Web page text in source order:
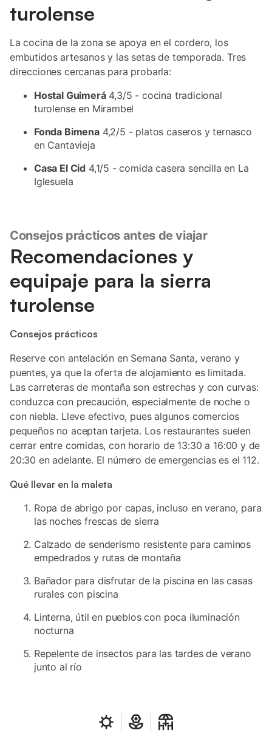
turolense
La cocina de la zona se apoya en el cordero, los
embutidos artesanos y las setas de temporada. Tres
direcciones cercanas para probarla:
Hostal Guimerá4,3/5 - cocina tradicional
turolense en Mirambel
Fonda Bimena4,2/5 - platos caseros y ternasco
en Cantavieja
Casa El Cid 4,1/5 - comida casera sencilla en La
Iglesuela
Consejos prácticos antes de viajar
Recomendaciones y
equipaje para la sierra
turolense
Consejos prácticos
Reserve con antelación en Semana Santa, verano y
puentes, ya que la oferta de alojamiento es limitada.
Las carreteras de montaña son estrechas y con curvas:
conduzca con precaución, especialmente de noche o
con niebla. Lleve efectivo, pues algunos comercios
pequeños no aceptan tarjeta. Los restaurantes suelen
cerrar entre comidas, con horario de 13:30 a 16:00 y de
20:30 en adelante. El número de emergencias es el 112.
Qué llevar en la maleta
Ropa de abrigo por capas, incluso en verano, para
las noches frescas de sierra
Calzado de senderismo resistente para caminos
empedrados y rutas de montaña
Bañador para disfrutar de la piscina en las casas
rurales con piscina
Linterna, útil en pueblos con poca iluminación
nocturna
Repelente de insectos para las tardes de verano
junto al río